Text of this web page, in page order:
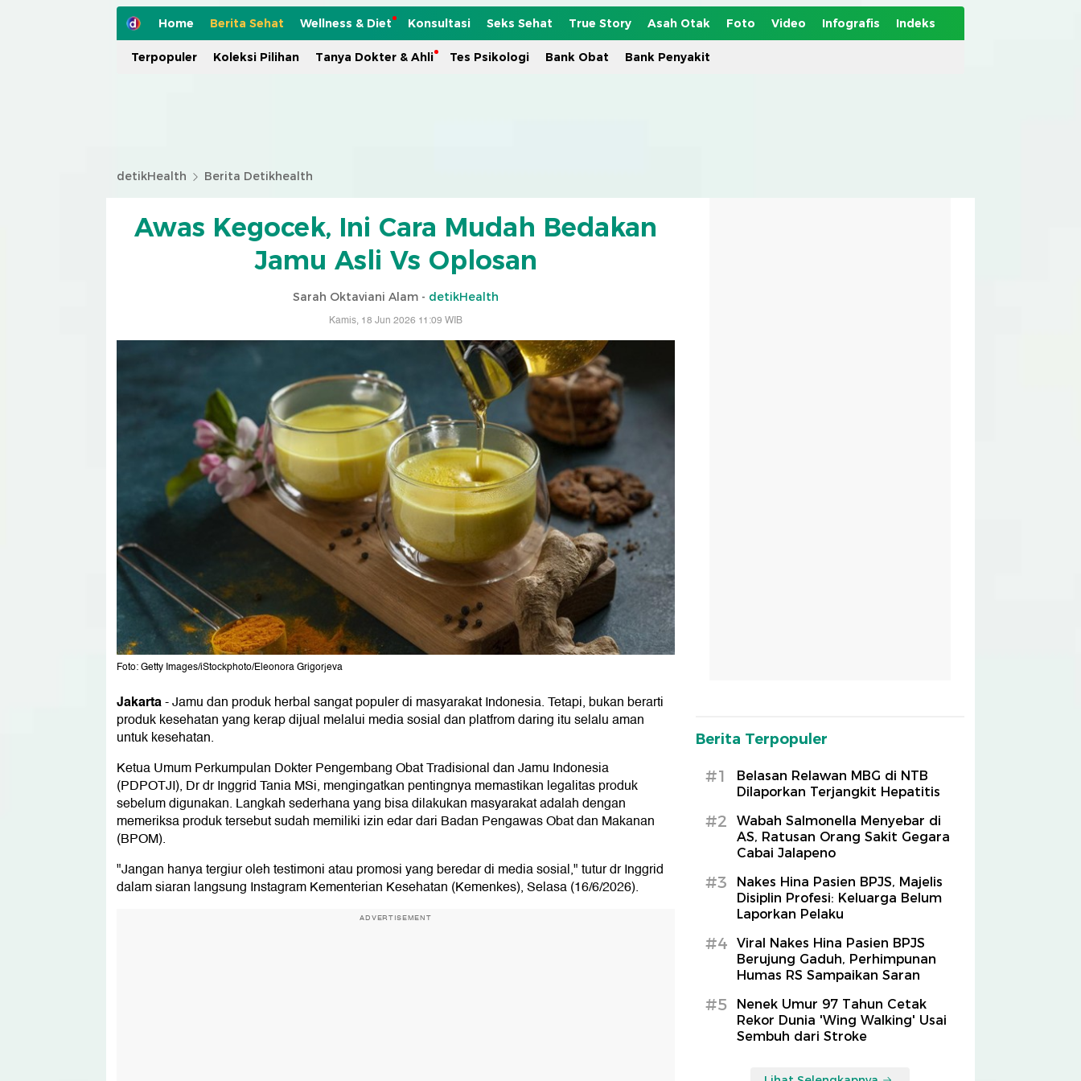
Home Berita Sehat Wellness & Diet Konsultasi Seks Sehat True Story Asah Otak Foto Video Infografis Indeks
Terpopuler Koleksi Pilihan Tanya Dokter & Ahli Tes Psikologi Bank Obat Bank Penyakit
detikHealth Berita Detikhealth
Awas Kegocek, Ini Cara Mudah Bedakan
Jamu Asli Vs Oplosan
Sarah Oktaviani Alam - detikHealth
Kamis, 18 Jun 2026 11:09 WIB
Foto: Getty Images/iStockphoto/Eleonora Grigorjeva
Jakarta-Jamu dan produk herbal sangat populer di masyarakat Indonesia. Tetapi, bukan berarti
produk kesehatan yang kerap dijual melalui media sosial dan platfrom daring itu selalu aman
untuk kesehatan.
Ketua Umum Perkumpulan Dokter Pengembang Obat Tradisional dan Jamu Indonesia
(PDPOTJI), Dr dr Inggrid Tania MSi, mengingatkan pentingnya memastikan legalitas produk
sebelum digunakan. Langkah sederhana yang bisa dilakukan masyarakat adalah dengan
memeriksa produk tersebut sudah memiliki izin edar dari Badan Pengawas Obat dan Makanan
(BPOM).
"Jangan hanya tergiur oleh testimoni atau promosi yang beredar di media sosial," tutur dr Inggrid
dalam siaran langsung Instagram Kementerian Kesehatan (Kemenkes), Selasa (16/6/2026).
ADVERTISEMENT
Berita Terpopuler
#1
Belasan Relawan MBG di NTB
Dilaporkan Terjangkit Hepatitis
#2
Wabah Salmonella Menyebar di
AS, Ratusan Orang Sakit Gegara
Cabai Jalapeno
#3
Nakes Hina Pasien BPJS, Majelis
Disiplin Profesi: Keluarga Belum
Laporkan Pelaku
#4
Viral Nakes Hina Pasien BPJS
Berujung Gaduh, Perhimpunan
Humas RS Sampaikan Saran
#5
Nenek Umur 97 Tahun Cetak
Rekor Dunia 'Wing Walking' Usai
Sembuh dari Stroke